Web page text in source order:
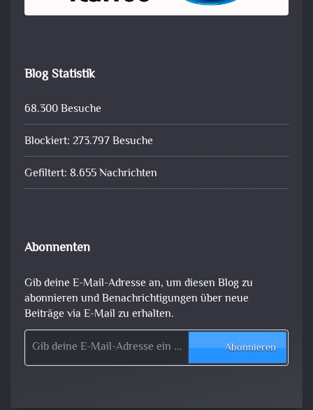
Blog Statistik
68.300 Besuche
Blockiert: 273.797 Besuche
Gefiltert: 8.655 Nachrichten
Abonnenten
Gib deine E-Mail-Adresse an, um diesen Blog zu
abonnieren und Benachrichtigungen über neue
Beiträge via E-Mail zu erhalten.
Gib deine E-Mail-Adresse ein ...
Abonnieren